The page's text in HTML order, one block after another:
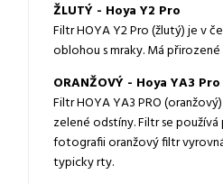
ŽLUTÝ - Hoya Y2 Pro
Filtr HOYA Y2 Pro (žlutý) je v
oblohou s mraky. Má
ORANŽOVÝ - Hoya YA3 Pro
Filtr HOYA YA3 PRO
zelené odstíny. Filtr se
fotografii oranžový filtr
typicky rty.